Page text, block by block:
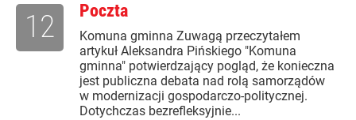
Poczta
Komuna gminna Zuwagą przeczytałem
artykuł Aleksandra Pińskiego "Komuna
gminna" potwierdzający pogląd, że konieczna
jest publiczna debata nad rolą samorządów
w modernizacji gospodarczo-politycznej.
Dotychczas bezrefleksyjnie...
12